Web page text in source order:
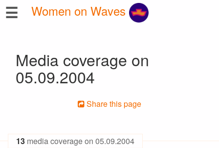
☰
Media coverage on
05.09.2004
Share this page
13 media coverage on 05.09.2004